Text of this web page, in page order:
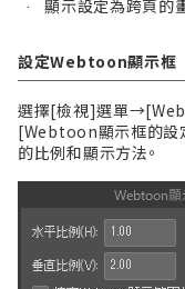
· 顯示設定為跨頁的
設定Webtoon顯示框
選擇[檢視]選單
[Webtoon顯示框的設
的比例和顯示方法。